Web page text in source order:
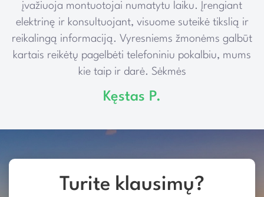
įvažiuoja montuotojai numatytu laiku. Įrengiant
elektrinę ir konsultuojant, visuome suteikė tikslią ir
reikalingą informaciją. Vyresniems žmonėms galbūt
kartais reikėtų pagelbėti telefoniniu pokalbiu, mums
kie taip ir darė. Sėkmės
Kęstas P.
Turite klausimų?